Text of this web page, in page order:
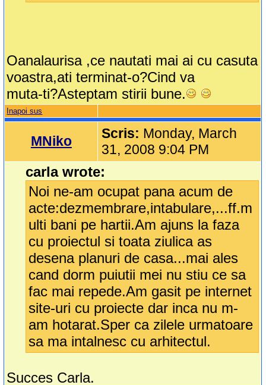
Oanalaurisa ,ce nautati mai ai cu casuta
voastra,ati terminat-o?Cind va
muta-ti?Asteptam stirii bune.
Inapoi sus
MNiko Scris: Monday, March
31, 2008 9:04 PM
carla wrote:
Noi ne-am ocupat pana acum de
acte:dezmembrare,intabulare,...ff.m
ulti bani pe hartii.Am ajuns la faza
cu proiectul si toata ziulica as
desena planuri de casa...mai ales
cand dorm puiutii mei nu stiu ce sa
fac mai repede.Am gasit pe internet
site-uri cu proiecte dar inca nu m-
am hotarat.Sper ca zilele urmatoare
sa ma intalnesc cu arhitectul.
Succes Carla.